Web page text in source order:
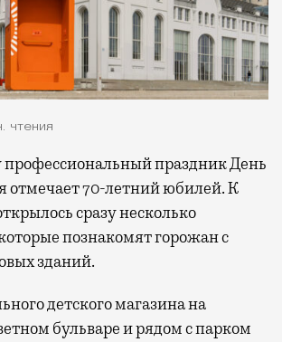
чтения
отмечает 70-летний юбилей. К
сразу несколько
познакомят горожан с
зданий.
детского магазина на
бульваре и рядом с парком